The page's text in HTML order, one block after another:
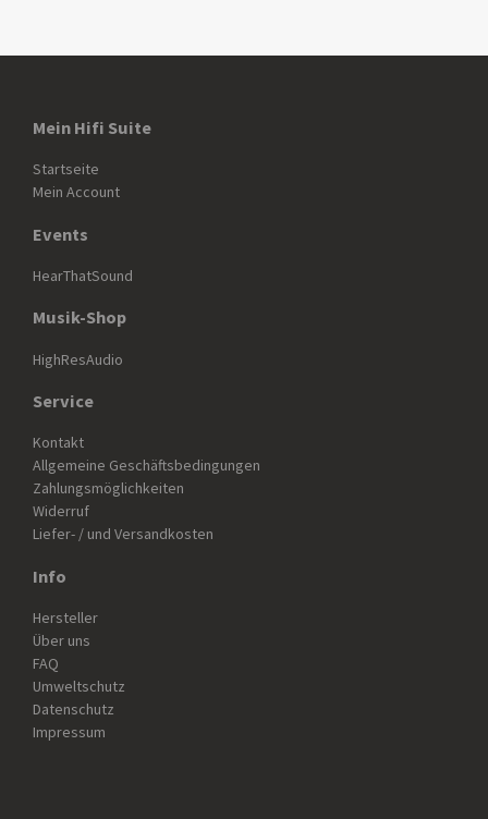
Mein Hifi Suite
Startseite
Mein Account
Events
HearThatSound
Musik-Shop
HighResAudio
Service
Kontakt
Allgemeine Geschäftsbedingungen
Zahlungsmöglichkeiten
Widerruf
Liefer- / und Versandkosten
Info
Hersteller
Über uns
FAQ
Umweltschutz
Datenschutz
Impressum